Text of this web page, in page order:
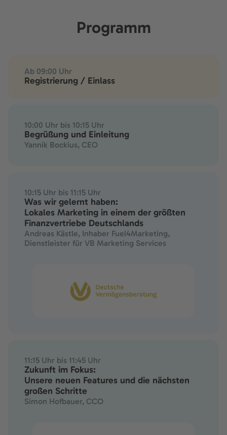
Programm
Ab 09:00 Uhr
Registrierung / Einlass
10:00 Uhr bis 10:15 Uhr
Begrüßung und Einleitung
Yannik Bockius, CEO
10:15 Uhr bis 11:15 Uhr
Was wir gelernt haben:
Lokales Marketing in einem der größten
Finanzvertriebe Deutschlands
Andreas Kästle, Inhaber Fuel4Marketing,
Dienstleister für VB Marketing Services
11:15 Uhr bis 11:45 Uhr
Zukunft im Fokus:
Unsere neuen Features und die nächsten
großen Schritte
Simon Hofbauer, CCO